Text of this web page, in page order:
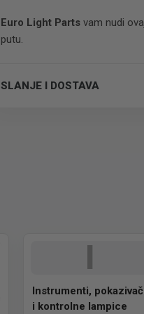
Euro Light Parts vam nudi
putu.
SLANJE I DOSTAVA
I
Instrumenti,
i kontrolne lampice